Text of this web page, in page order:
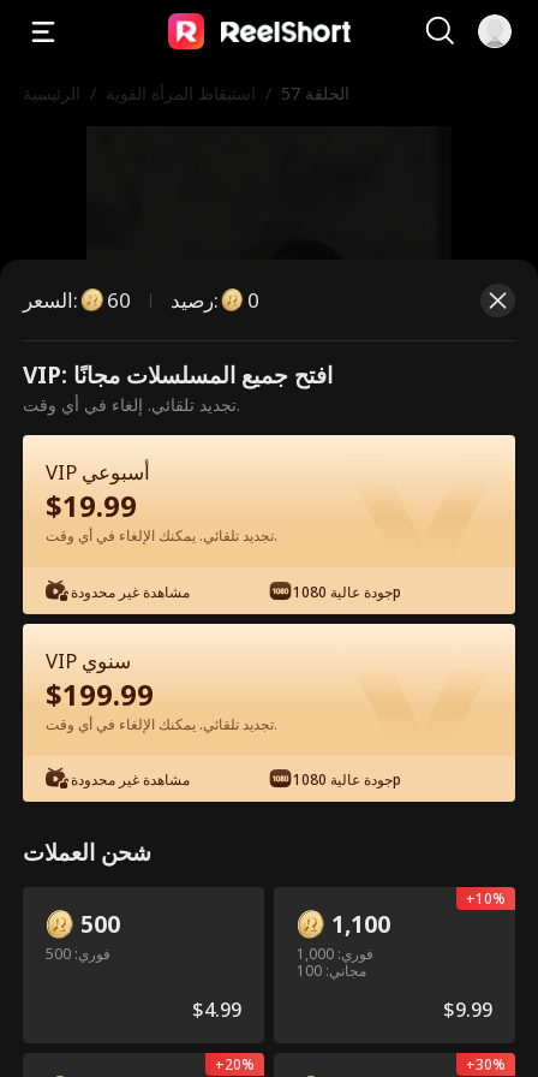
الرئيسية / استيقاظ المرأة القوية / الحلقة 57
هذه حلقة مدفوعة. يرجى فتح القفل
للمشاهدة.
فتح القفل الآن
شاهد مجانًا في التطبيق
الحلقة 57 - استيقاظ المرأة القوية الفيلم
0-49 50-85 جميع الحلقات
59 61
السعر: 60 رصيد: 0
VIP: افتح جميع المسلسلات مجانًا
تجديد تلقائي. إلغاء في أي وقت.
VIP أسبوعي
$19.99
تجديد تلقائي. يمكنك الإلغاء في أي وقت.
مشاهدة غير محدودة جودة عالية 1080p
VIP سنوي
$199.99
تجديد تلقائي. يمكنك الإلغاء في أي وقت.
مشاهدة غير محدودة جودة عالية 1080p
شحن العملات
500
فوري: 500
$4.99
1,100
فوري: 1,000
مجاني: 100
$9.99
+10%
+20% +30%